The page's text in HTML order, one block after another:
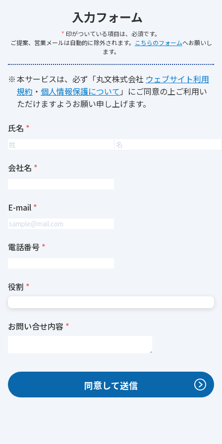
入力フォーム
* 印がついている項目は、必須です。
ご提案、営業メールは自動的に除外されます。 こちらのフォームへお願いし
ます。
本サービスは、必ず「丸文株式会社 ウェブサイト利用
規約 ・ 個人情報保護について 」にご同意の上ご利用い
ただけますようお願い申し上げます。
氏名
会社名
E-mail
電話番号
役割
お問い合せ内容